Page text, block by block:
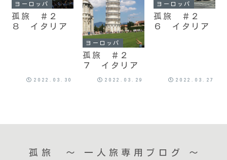
ヨーロッパ
孤旅 ＃２
８ イタリア
2022.03.30
ヨーロッパ
孤旅 ＃２
７ イタリア
2022.03.29
ヨーロッパ
孤旅 ＃２
６ イタリア
2022.03.27
孤旅 〜 一人旅専用ブログ ～